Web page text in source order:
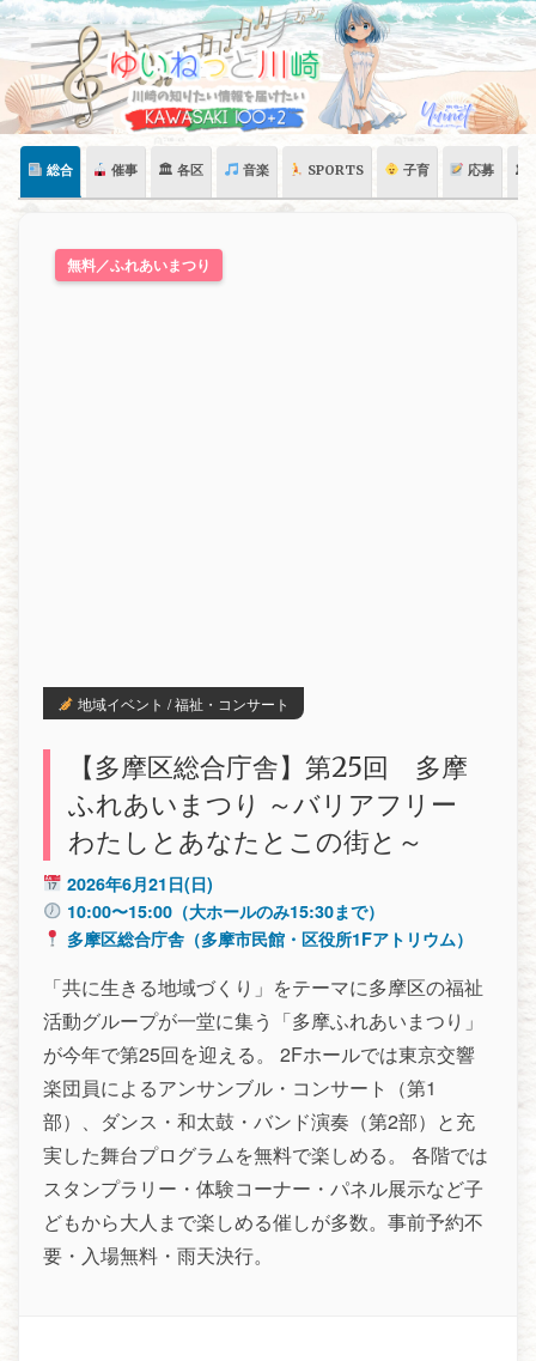
Skip
content
総合 催事 🏛 各区 音楽 SPORTS 子育 応募 🏛
無料／ふれあいまつり
地域イベント / 福祉・コンサート
【多摩区総合庁舎】第25回 多摩
ふれあいまつり ～バリアフリー
わたしとあなたとこの街と～
2026年6月21日(日)
10:00〜15:00（大ホールのみ15:30まで）
多摩区総合庁舎（多摩市民館・区役所1Fアトリウム）
「共に生きる地域づくり」をテーマに多摩区の福祉
活動グループが一堂に集う「多摩ふれあいまつり」
が今年で第25回を迎える。 2Fホールでは東京交響
楽団員によるアンサンブル・コンサート（第1
部）、ダンス・和太鼓・バンド演奏（第2部）と充
実した舞台プログラムを無料で楽しめる。 各階では
スタンプラリー・体験コーナー・パネル展示など子
どもから大人まで楽しめる催しが多数。事前予約不
要・入場無料・雨天決行。